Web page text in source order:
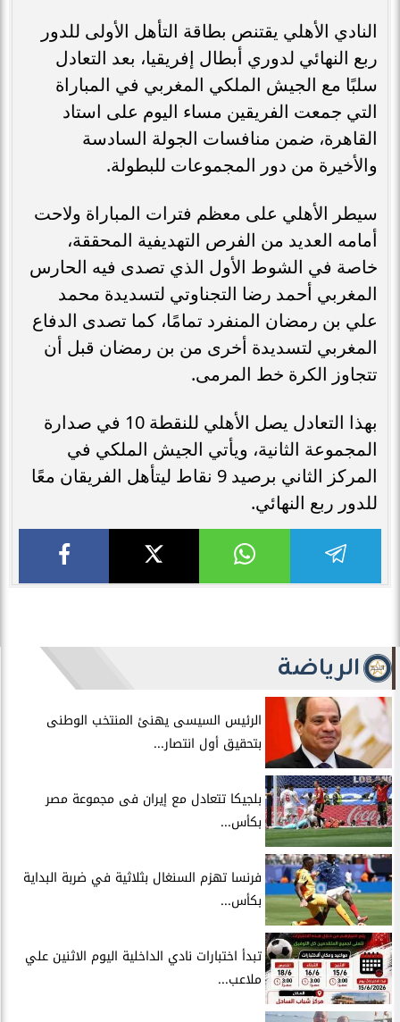
النادي الأهلي يقتنص بطاقة التأهل الأولى للدور
ربع النهائي لدوري أبطال إفريقيا، بعد التعادل
سلبًا مع الجيش الملكي المغربي في المباراة
التي جمعت الفريقين مساء اليوم على استاد
القاهرة، ضمن منافسات الجولة السادسة
والأخيرة من دور المجموعات للبطولة.
سيطر الأهلي على معظم فترات المباراة ولاحت
أمامه العديد من الفرص التهديفية المحققة،
خاصة في الشوط الأول الذي تصدى فيه الحارس
المغربي أحمد رضا التجناوتي لتسديدة محمد
علي بن رمضان المنفرد تمامًا، كما تصدى الدفاع
المغربي لتسديدة أخرى من بن رمضان قبل أن
تتجاوز الكرة خط المرمى.
بهذا التعادل يصل الأهلي للنقطة 10 في صدارة
المجموعة الثانية، ويأتي الجيش الملكي في
المركز الثاني برصيد 9 نقاط ليتأهل الفريقان معًا
للدور ربع النهائي.
الرياضة
الرئيس السيسى يهنئ المنتخب الوطنى
بتحقيق أول انتصار...
بلجيكا تتعادل مع إيران فى مجموعة مصر
بكأس...
فرنسا تهزم السنغال بثلاثية في ضربة البداية
بكأس...
تبدأ اختبارات نادي الداخلية اليوم الاثنين علي
ملاعب...